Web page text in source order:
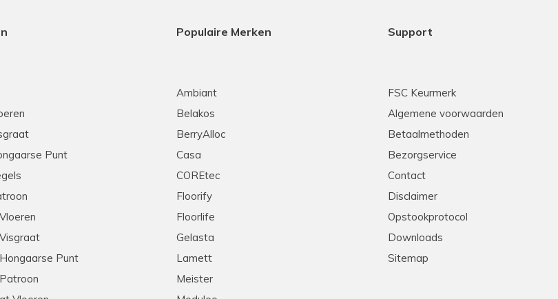
Punt
Punt
Populaire Merken
Ambiant
Belakos
BerryAlloc
Casa
COREtec
Floorify
Floorlife
Gelasta
Lamett
Meister
Support
FSC Keurmerk
Algemene voorwaarden
Betaalmethoden
Bezorgservice
Contact
Disclaimer
Opstookprotocol
Downloads
Sitemap